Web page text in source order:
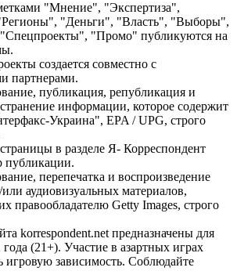
"Мнение", "Экспертиза",
"Деньги", "Власть", "Выборы",
"Промо" публикуются на
создается совместно с
партнерами.
публикация, републикация и
информации, которое содержит
Украина", EPA / UPG, строго
в разделе Я- Корреспондент
публикации.
перепечатка и воспроизведение
аудиовизуальных материалов,
правообладателю Getty Images, строго
korrespondent.net предназначены для
(21+). Участие в азартных играх
игровую зависимость. Соблюдайте